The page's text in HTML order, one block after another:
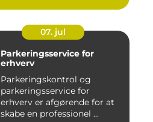
07. jul
Parkeringsservice for
erhverv
Parkeringskontrol og
parkeringsservice for
erhverv er afgørende for at
skabe en professionel ...